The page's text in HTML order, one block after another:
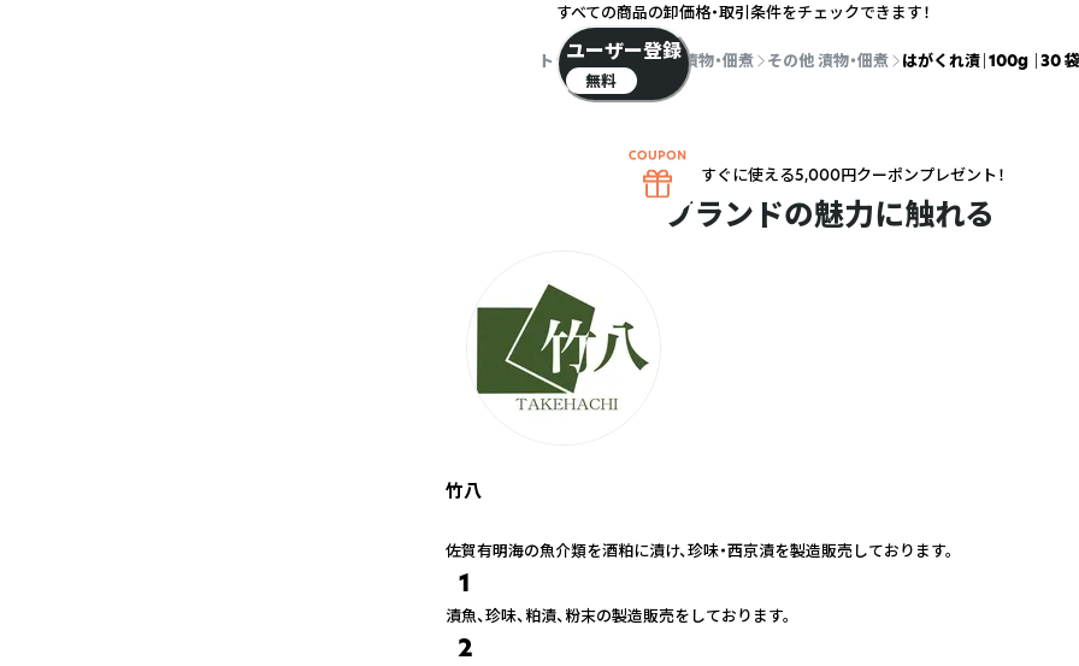
トップ 食品・飲料 漬物・佃煮 その他 漬物・佃煮 はがくれ漬｜100g ｜30 袋
ブランドの魅力に触れる
竹八
佐賀有明海の魚介類を酒粕に漬け、珍味・西京漬を製造販売しております。
1
漬魚、珍味、粕漬、粉末の製造販売をしております。
2
すべての商品の卸価格・取引条件をチェックできます！
ユーザー登録
無料
すぐに使える5,000円クーポンプレゼント！